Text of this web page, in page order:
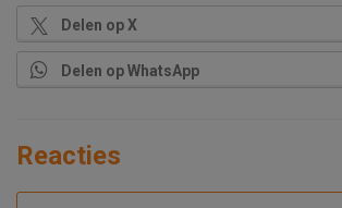
Delen op X
Delen op WhatsApp
Reacties